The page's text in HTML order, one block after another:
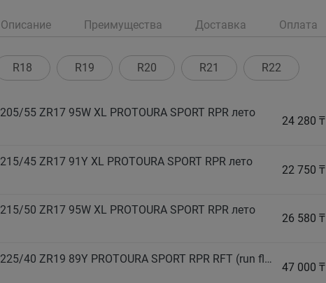
Описание Преимущества Доставка Оплата
R18 R19 R20 R21 R22
55 ZR17 95W XL PROTOURA SPORT RPR лето
24 280 ₸
45 ZR17 91Y XL PROTOURA SPORT RPR лето
22 750 ₸
50 ZR17 95W XL PROTOURA SPORT RPR лето
26 580 ₸
DAVANTI Автошина 225/40 ZR19 89Y PROTOURA SPORT RPR RFT (run flat) лето
47 000 ₸